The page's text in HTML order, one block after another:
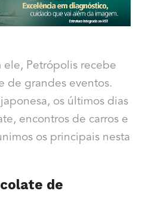
Petrópolis recebe
de grandes eventos.
os últimos dias
encontros de carros e
os principais nesta
de